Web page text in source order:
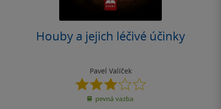
Houby a jejich léčivé účinky
Pavel Valíček
3.0
z
5
pevná vazba